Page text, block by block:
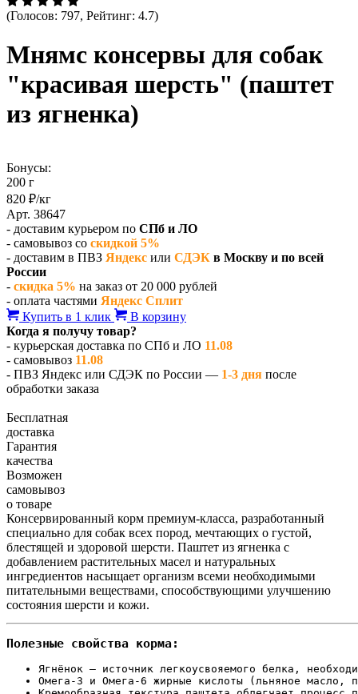
(Голосов: 797, Рейтинг: 4.7)
Мнямс консервы для собак
"красивая шерсть" (паштет
из ягненка)
Бонусы:
200 г
820 ₽/кг
Арт. 38647
- доставим курьером по СПб и ЛО
- самовывоз со скидкой 5%
- доставим в ПВЗ Яндекс или СДЭК в Москву и по всей
России
- скидка 5% на заказ от 20 000 рублей
- оплата частями Яндекс Сплит
Купить в 1 клик
В корзину
Когда я получу товар?
- курьерская доставка по СПб и ЛО 11.08
- самовывоз 11.08
- ПВЗ Яндекс или СДЭК по России — 1-3 дня после
обработки заказа
Бесплатная
доставка
Гарантия
качества
Возможен
самовывоз
о товаре
Консервированный корм премиум-класса, разработанный
специально для собак всех пород, мечтающих о густой,
блестящей и здоровой шерсти. Паштет из ягненка с
добавлением растительных масел и натуральных
ингредиентов насыщает организм всеми необходимыми
питательными веществами, способствующими улучшению
состояния шерсти и кожи.
Полезные свойства корма:
Ягнёнок — источник легкоусвояемого белка,
Омега-3 и Омега-6 жирные кислоты (льняное масло,